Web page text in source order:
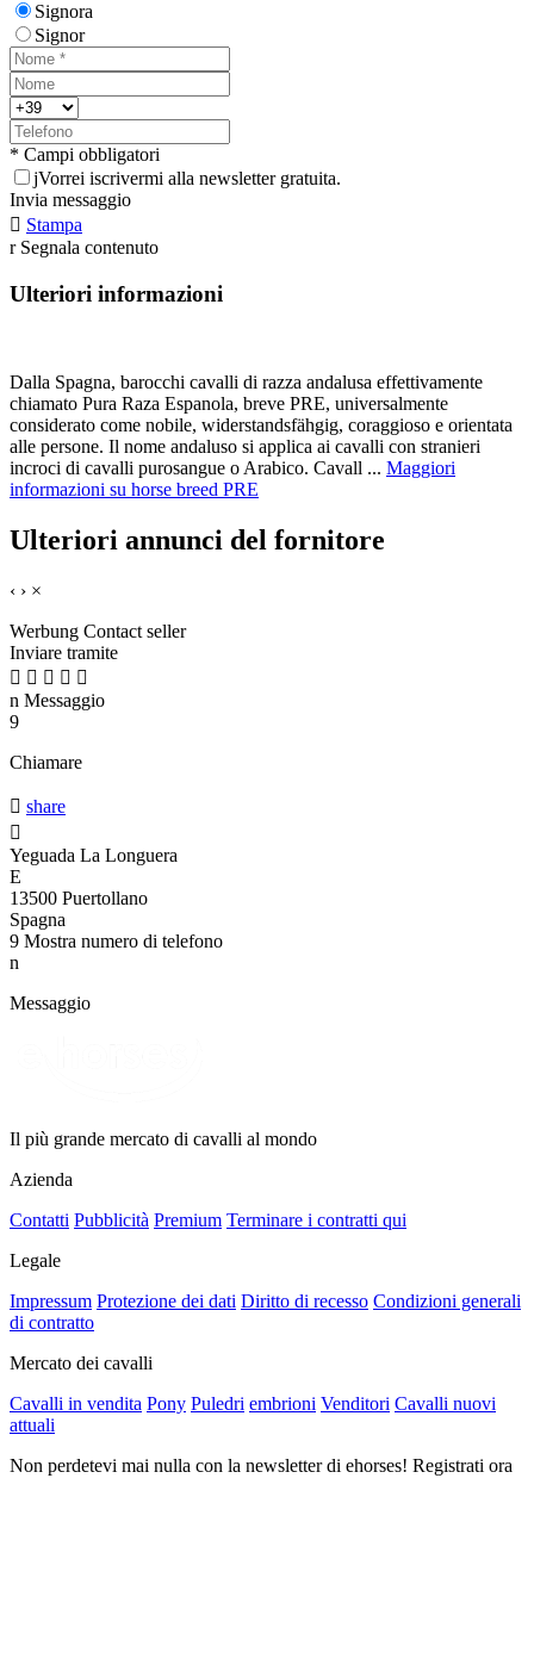
Signora
Signor
* Campi obbligatori
jVorrei iscrivermi alla newsletter gratuita.
Invia messaggio
 Stampa
r Segnala contenuto
Ulteriori informazioni
Dalla Spagna, barocchi cavalli di razza andalusa effettivamente
chiamato Pura Raza Espanola, breve PRE, universalmente
considerato come nobile, widerstandsfähgig, coraggioso e orientata
alle persone. Il nome andaluso si applica ai cavalli con stranieri
incroci di cavalli purosangue o Arabico. Cavall ... Maggiori
informazioni su horse breed PRE
Ulteriori annunci del fornitore
‹ › ×
Werbung Contact seller
Inviare tramite
    
n Messaggio
9
Chiamare
 share

Yeguada La Longuera
E
13500 Puertollano
Spagna
9 Mostra numero di telefono
n
Messaggio
Il più grande mercato di cavalli al mondo
Azienda
Contatti Pubblicità Premium Terminare i contratti qui
Legale
Impressum Protezione dei dati Diritto di recesso Condizioni generali
di contratto
Mercato dei cavalli
Cavalli in vendita Pony Puledri embrioni Venditori Cavalli nuovi
attuali
Non perdetevi mai nulla con la newsletter di ehorses! Registrati ora